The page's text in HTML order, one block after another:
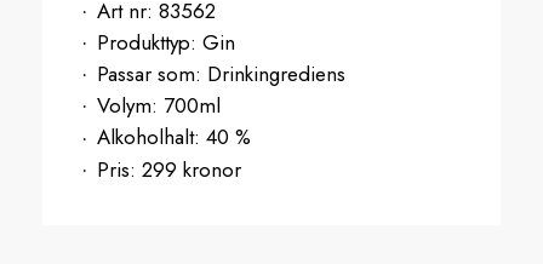
Art nr: 83562
Produkttyp: Gin
Passar som: Drinkingrediens
Volym: 700ml
Alkoholhalt: 40 %
Pris: 299 kronor